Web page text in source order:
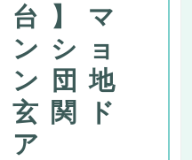
台】マ
ンショ
ン団地
玄関ド
ア